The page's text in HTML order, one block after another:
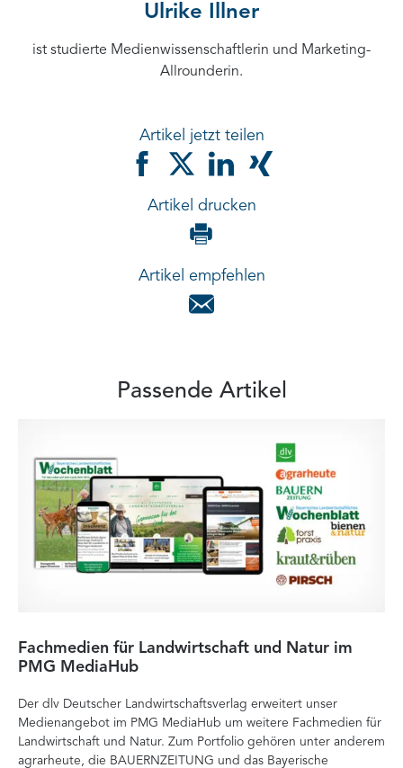
Ulrike Illner
ist studierte Medienwissenschaftlerin und Marketing-
Allrounderin.
Artikel jetzt teilen
Artikel drucken
Artikel empfehlen
Passende Artikel
Fachmedien für Landwirtschaft und Natur im
PMG MediaHub
Der dlv Deutscher Landwirtschaftsverlag erweitert unser
Medienangebot im PMG MediaHub um weitere Fachmedien für
Landwirtschaft und Natur. Zum Portfolio gehören unter anderem
agrarheute, die BAUERNZEITUNG und das Bayerische